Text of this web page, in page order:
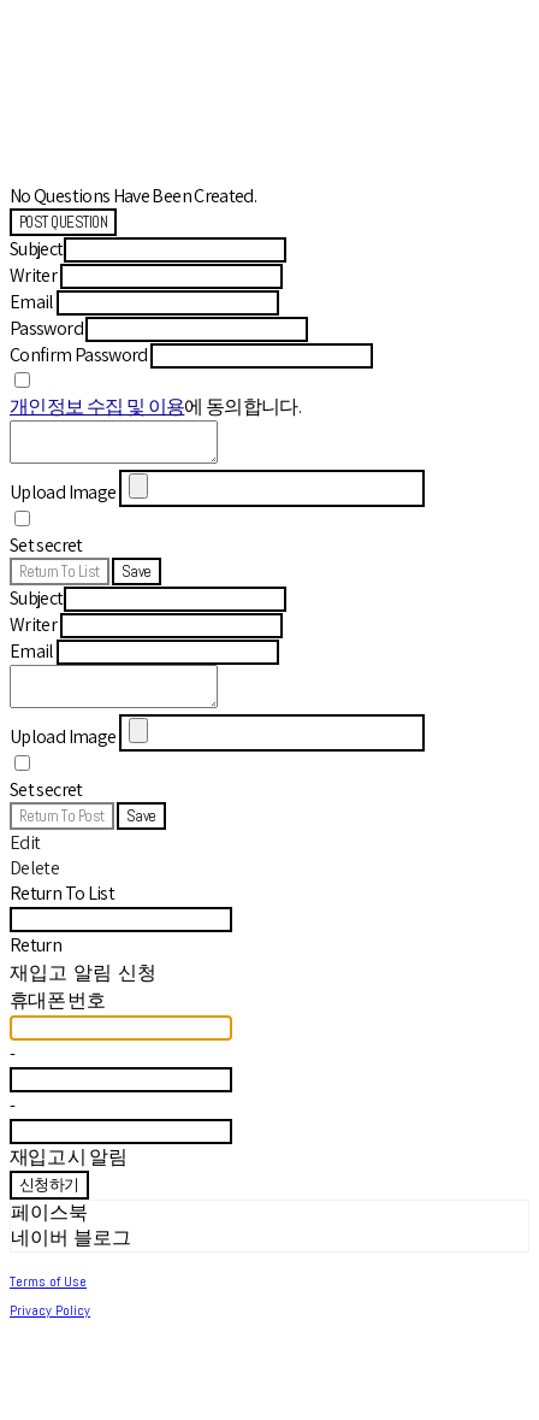
No Questions Have Been Created.
POST QUESTION
Subject
Writer
Email
Password
Confirm Password
개인정보 수집 및 이용에 동의합니다.
Upload Image
Set secret
Return To List Save
Subject
Writer
Email
Upload Image
Set secret
Return To Post Save
Edit
Delete
Return To List
Return
재입고 알림 신청
휴대폰 번호
-
-
재입고 시 알림
신청하기
페이스북
네이버 블로그
Terms of Use
Privacy Policy